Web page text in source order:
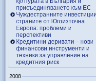
присъединяването към ЕС
Чуждестранните
страните от Югоизточна
Европа: проблеми и
перспективи
Кредитини деривати – нови
финансови инструменти и
техники за управление на
кредитния риск
2008